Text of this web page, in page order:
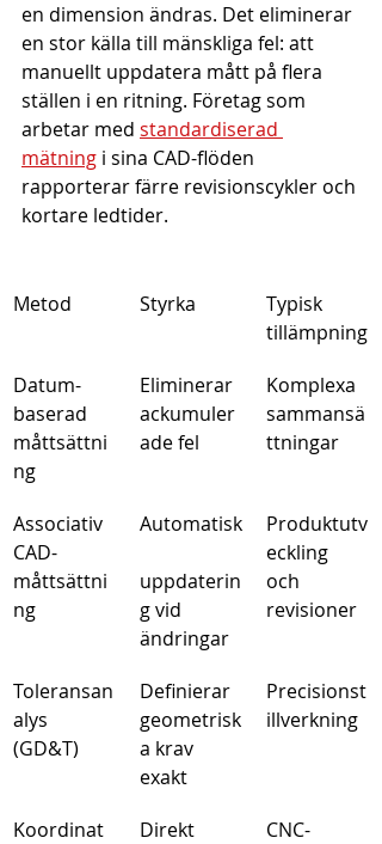
en dimension ändras. Det eliminerar
en stor källa till mänskliga fel: att
manuellt uppdatera mått på flera
ställen i en ritning. Företag som
arbetar med standardiserad
mätning i sina CAD-flöden
rapporterar färre revisionscykler och
kortare ledtider.
Metod Styrka
Typisk
tillämpning
Datum-
baserad
måttsättni
ng
Eliminerar
ackumuler
ade fel
Komplexa
sammansä
ttningar
Associativ
CAD-
måttsättni
ng
Automatisk
uppdaterin
g vid
ändringar
Produktutv
eckling
och
revisioner
Toleransan
alys
(GD&T)
Definierar
geometrisk
a krav
exakt
Precisionst
illverkning
Koordinat
Direkt
CNC-